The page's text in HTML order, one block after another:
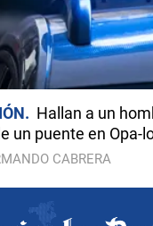
Hallan a un
un puente en Opa-
CABRERA